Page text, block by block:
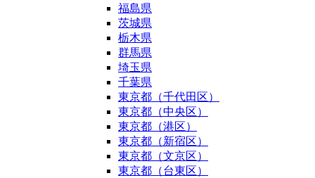
福島県
茨城県
栃木県
群馬県
埼玉県
千葉県
東京都（千代田区）
東京都（中央区）
東京都（港区）
東京都（新宿区）
東京都（文京区）
東京都（台東区）